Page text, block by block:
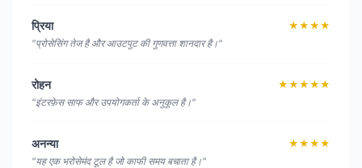
प्रिया
★★★★
"प्रोसेसिंग तेज है और आउटपुट की गुणवत्ता शानदार है।"
रोहन
★★★★★
"इंटरफ़ेस साफ और उपयोगकर्ता के अनुकूल है।"
अनन्या
★★★★
"यह एक भरोसेमंद टूल है जो काफी समय बचाता है।"